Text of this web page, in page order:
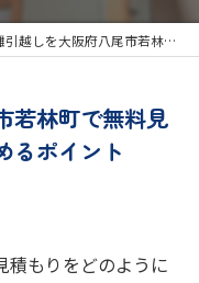
阪府八尾市若林町で無料見積もりから最安料金を見極めるポイント
若林町で無料見
るポイント
積もりをどのように